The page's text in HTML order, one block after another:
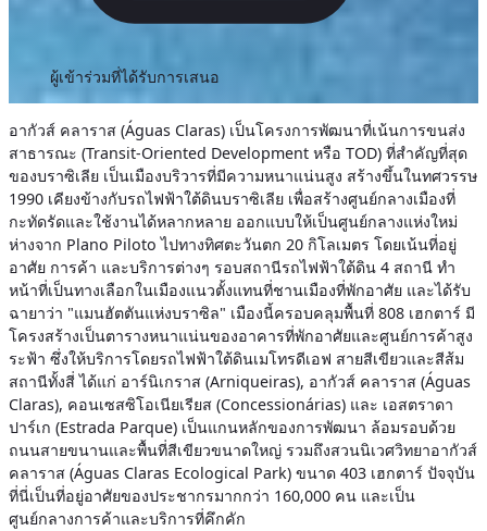
ผู้เข้าร่วมที่ได้รับการเสนอ
อากัวส์ คลาราส (Águas Claras) เป็นโครงการพัฒนาที่เน้นการขนส่ง
สาธารณะ (Transit-Oriented Development หรือ TOD) ที่สำคัญที่สุด
ของบราซิเลีย เป็นเมืองบริวารที่มีความหนาแน่นสูง สร้างขึ้นในทศวรรษ
1990 เคียงข้างกับรถไฟฟ้าใต้ดินบราซิเลีย เพื่อสร้างศูนย์กลางเมืองที่
กะทัดรัดและใช้งานได้หลากหลาย ออกแบบให้เป็นศูนย์กลางแห่งใหม่
ห่างจาก Plano Piloto ไปทางทิศตะวันตก 20 กิโลเมตร โดยเน้นที่อยู่
อาศัย การค้า และบริการต่างๆ รอบสถานีรถไฟฟ้าใต้ดิน 4 สถานี ทำ
หน้าที่เป็นทางเลือกในเมืองแนวตั้งแทนที่ชานเมืองที่พักอาศัย และได้รับ
ฉายาว่า "แมนฮัตตันแห่งบราซิล" เมืองนี้ครอบคลุมพื้นที่ 808 เฮกตาร์ มี
โครงสร้างเป็นตารางหนาแน่นของอาคารที่พักอาศัยและศูนย์การค้าสูง
ระฟ้า ซึ่งให้บริการโดยรถไฟฟ้าใต้ดินเมโทรดีเอฟ สายสีเขียวและสีส้ม
สถานีทั้งสี่ ได้แก่ อาร์นิเกราส (Arniqueiras), อากัวส์ คลาราส (Águas
Claras), คอนเซสซิโอเนียเรียส (Concessionárias) และ เอสตราดา
ปาร์เก (Estrada Parque) เป็นแกนหลักของการพัฒนา ล้อมรอบด้วย
ถนนสายขนานและพื้นที่สีเขียวขนาดใหญ่ รวมถึงสวนนิเวศวิทยาอากัวส์
คลาราส (Águas Claras Ecological Park) ขนาด 403 เฮกตาร์ ปัจจุบัน
ที่นี่เป็นที่อยู่อาศัยของประชากรมากกว่า 160,000 คน และเป็น
ศูนย์กลางการค้าและบริการที่คึกคัก